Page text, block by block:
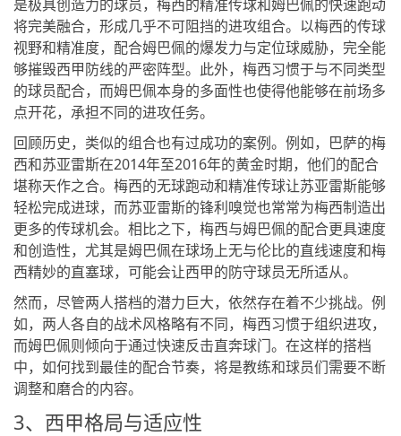
是极具创造力的球员，梅西的精准传球和姆巴佩的快速跑动
将完美融合，形成几乎不可阻挡的进攻组合。以梅西的传球
视野和精准度，配合姆巴佩的爆发力与定位球威胁，完全能
够摧毁西甲防线的严密阵型。此外，梅西习惯于与不同类型
的球员配合，而姆巴佩本身的多面性也使得他能够在前场多
点开花，承担不同的进攻任务。
回顾历史，类似的组合也有过成功的案例。例如，巴萨的梅
西和苏亚雷斯在2014年至2016年的黄金时期，他们的配合
堪称天作之合。梅西的无球跑动和精准传球让苏亚雷斯能够
轻松完成进球，而苏亚雷斯的锋利嗅觉也常常为梅西制造出
更多的传球机会。相比之下，梅西与姆巴佩的配合更具速度
和创造性，尤其是姆巴佩在球场上无与伦比的直线速度和梅
西精妙的直塞球，可能会让西甲的防守球员无所适从。
然而，尽管两人搭档的潜力巨大，依然存在着不少挑战。例
如，两人各自的战术风格略有不同，梅西习惯于组织进攻，
而姆巴佩则倾向于通过快速反击直奔球门。在这样的搭档
中，如何找到最佳的配合节奏，将是教练和球员们需要不断
调整和磨合的内容。
3、西甲格局与适应性